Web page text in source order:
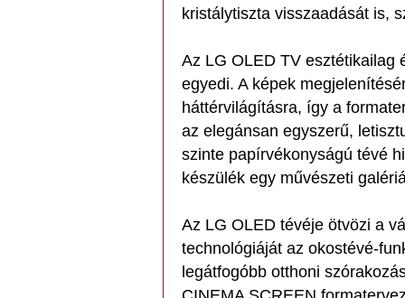
kristálytiszta visszaadását is,
Az LG OLED TV esztétikailag
egyedi. A képek
háttérvilágításra, így a
az elegánsan egyszerű,
szinte papírvékonyságú tévé
készülék egy művészeti
Az LG OLED tévéje ötvözi a
technológiáját az okostévé-
legátfogóbb otthoni